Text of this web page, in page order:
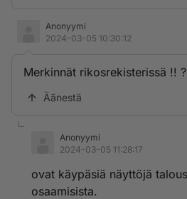
Anonyymi
2024-03-05 10:30:12
Merkinnät rikosrekisterissä !! ?
Äänestä
Anonyymi
2024-03-05 11:28:17
ovat käypäsiä näyttöjä
osaamisista.